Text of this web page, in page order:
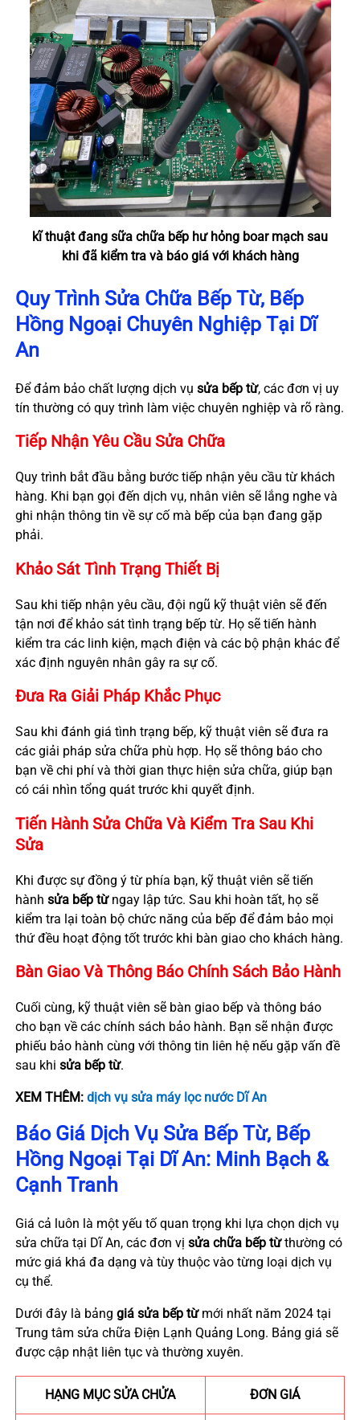
kĩ thuật đang sữa chữa bếp hư hỏng boar mạch sau
khi đã kiểm tra và báo giá với khách hàng
Quy Trình Sửa Chữa Bếp Từ, Bếp
Hồng Ngoại Chuyên Nghiệp Tại Dĩ
An
Để đảm bảo chất lượng dịch vụ sửa bếp từ, các đơn vị uy
tín thường có quy trình làm việc chuyên nghiệp và rõ ràng.
Tiếp Nhận Yêu Cầu Sửa Chữa
Quy trình bắt đầu bằng bước tiếp nhận yêu cầu từ khách
hàng. Khi bạn gọi đến dịch vụ, nhân viên sẽ lắng nghe và
ghi nhận thông tin về sự cố mà bếp của bạn đang gặp
phải.
Khảo Sát Tình Trạng Thiết Bị
Sau khi tiếp nhận yêu cầu, đội ngũ kỹ thuật viên sẽ đến
tận nơi để khảo sát tình trạng bếp từ. Họ sẽ tiến hành
kiểm tra các linh kiện, mạch điện và các bộ phận khác để
xác định nguyên nhân gây ra sự cố.
Đưa Ra Giải Pháp Khắc Phục
Sau khi đánh giá tình trạng bếp, kỹ thuật viên sẽ đưa ra
các giải pháp sửa chữa phù hợp. Họ sẽ thông báo cho
bạn về chi phí và thời gian thực hiện sửa chữa, giúp bạn
có cái nhìn tổng quát trước khi quyết định.
Tiến Hành Sửa Chữa Và Kiểm Tra Sau Khi
Sửa
Khi được sự đồng ý từ phía bạn, kỹ thuật viên sẽ tiến
hành sửa bếp từngay lập tức. Sau khi hoàn tất, họ sẽ
kiểm tra lại toàn bộ chức năng của bếp để đảm bảo mọi
thứ đều hoạt động tốt trước khi bàn giao cho khách hàng.
Bàn Giao Và Thông Báo Chính Sách Bảo Hành
Cuối cùng, kỹ thuật viên sẽ bàn giao bếp và thông báo
cho bạn về các chính sách bảo hành. Bạn sẽ nhận được
phiếu bảo hành cùng với thông tin liên hệ nếu gặp vấn đề
sau khi sửa bếp từ.
XEM THÊM: dịch vụ sửa máy lọc nước Dĩ An
Báo Giá Dịch Vụ Sửa Bếp Từ, Bếp
Hồng Ngoại Tại Dĩ An: Minh Bạch &
Cạnh Tranh
Giá cả luôn là một yếu tố quan trọng khi lựa chọn dịch vụ
sửa chữa tại Dĩ An, các đơn vị sửa chữa bếp từthường có
mức giá khá đa dạng và tùy thuộc vào từng loại dịch vụ
cụ thể.
Dưới đây là bảng giá sửa bếp từmới nhất năm 2024 tại
Trung tâm sửa chữa Điện Lạnh Quảng Long. Bảng giá sẽ
được cập nhật liên tục và thường xuyên.
HẠNG MỤC SỬA CHỬA ĐƠN GIÁ